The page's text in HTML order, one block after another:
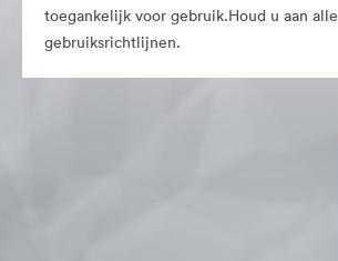
toegankelijk voor gebruik.Houd u aan alle
gebruiksrichtlijnen.